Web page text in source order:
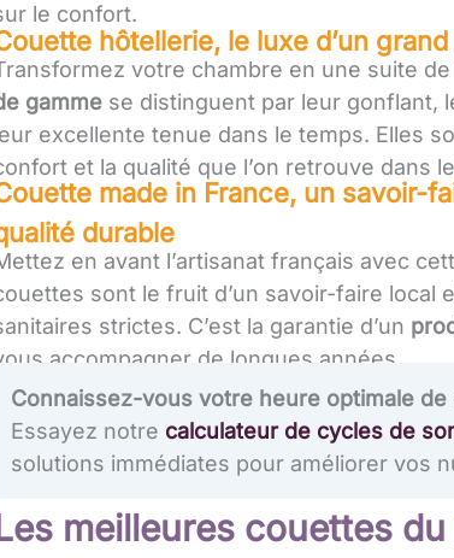
le confort.
hôtellerie, le luxe d’un
votre chambre en une suite
gammese distinguent par leur gonflant,
excellente tenue dans le temps. Elles
et la qualité que l’on retrouve dans
made in France, un savoir-
durable
en avant l’artisanat français avec
sont le fruit d’un savoir-faire local
strictes. C’est la garantie d’un
accompagner de longues années.
Connaissez-vous votre heure optimale de
Essayez notre calculateur de cycles de
solutions immédiates pour améliorer vos
meilleures couettes